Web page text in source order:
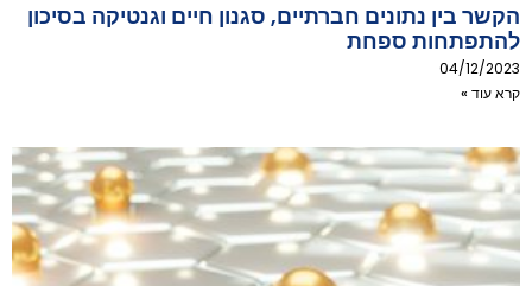
הקשר בין נתונים חברתיים, סגנון חיים וגנטיקה בסיכון
להתפתחות ספחת
04/12/2023
קרא עוד »